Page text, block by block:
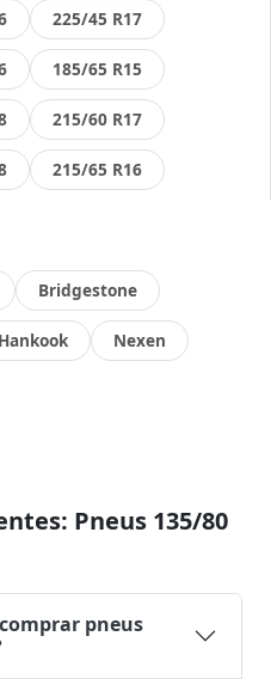
225/45 R17
185/65 R15
215/60 R17
215/65 R16
Bridgestone
Hankook Nexen
Pneus 135/80
pneus